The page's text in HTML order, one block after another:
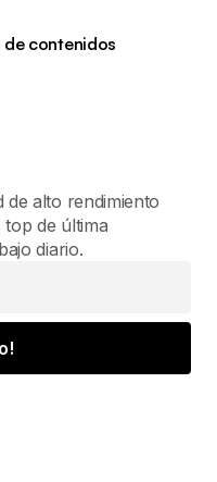
contenidos
de alto rendimiento
de última
diario.